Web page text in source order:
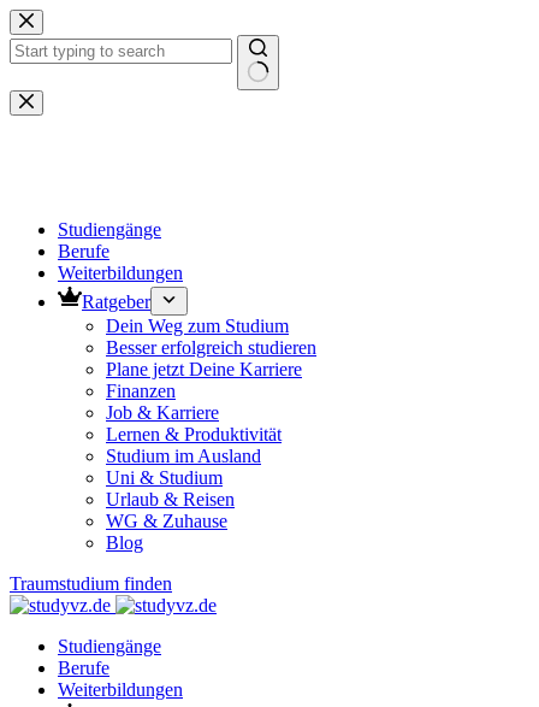
Zum
Inhalt
springen
Keine
Ergebnisse
Studiengänge
Berufe
Weiterbildungen
Ratgeber
Dein Weg zum Studium
Besser erfolgreich studieren
Plane jetzt Deine Karriere
Finanzen
Job & Karriere
Lernen & Produktivität
Studium im Ausland
Uni & Studium
Urlaub & Reisen
WG & Zuhause
Blog
Traumstudium finden
Studiengänge
Berufe
Weiterbildungen